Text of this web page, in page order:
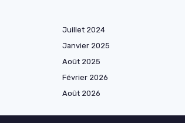
Juillet 2024
Janvier 2025
Août 2025
Février 2026
Août 2026